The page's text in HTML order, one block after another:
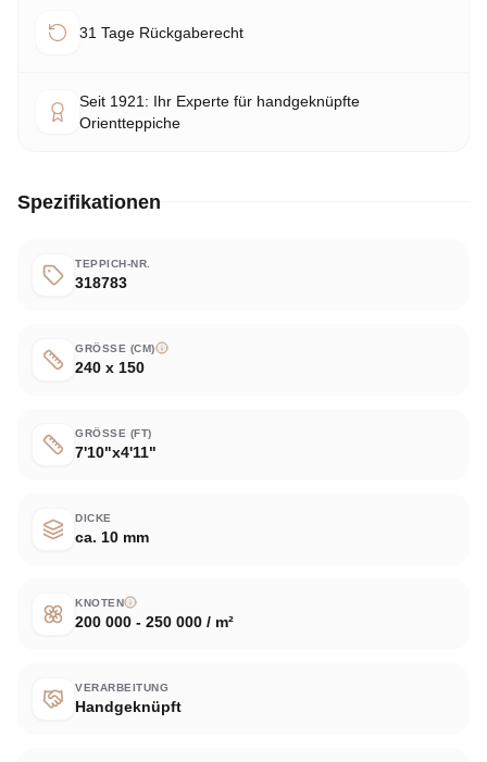
31 Tage Rückgaberecht
Seit 1921: Ihr Experte für handgeknüpfte
Orientteppiche
Spezifikationen
TEPPICH-NR.
318783
GRÖSSE (CM)
240 x 150
GRÖSSE (FT)
7'10"x4'11"
DICKE
ca. 10 mm
KNOTEN
200 000 - 250 000 / m²
VERARBEITUNG
Handgeknüpft